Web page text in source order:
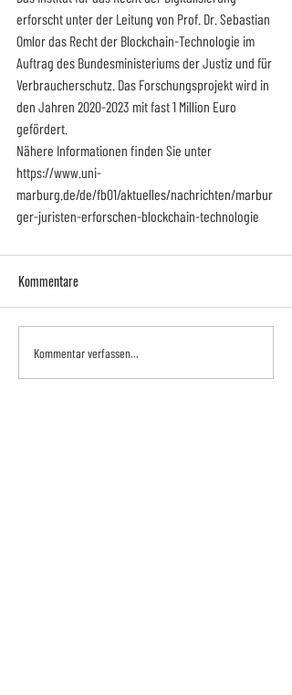
erforscht unter der Leitung von Prof. Dr. Sebastian
Omlor das Recht der Blockchain-Technologie im
Auftrag des Bundesministeriums der Justiz und für
Verbraucherschutz. Das Forschungsprojekt wird in
den Jahren 2020-2023 mit fast 1 Million Euro
gefördert.
Nähere Informationen finden Sie unter
https://www.uni-
marburg.de/de/fb01/aktuelles/nachrichten/marbur
ger-juristen-erforschen-blockchain-technologie
Kommentare
Kommentar verfassen...